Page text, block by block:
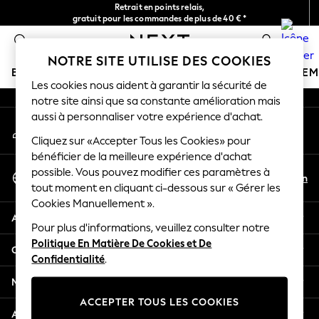
Retrait en points relais,
gratuit pour les commandes de plus de 40 € *
Livraison en 2-3 jours ouvrés*
BOUTIQUE VACANCES
HOLIDAY SHOP
Women's Holiday Shop
All Swimwear
All Beachwear
Bags & Accessories
Beach Dresses & Kaftans
Dresses
Flip Flops
Sliders
Jumpsuits & Playsuits
Linen Collection
Sandals
An error occurred on client
Nos réseaux sociaux
Mon compte
Connexion à votre compte
Sélectionnez Votre Langue
Français
En
Aide
Confidentialité et mentions légales
Ministères
Autres services
NOTRE SITE UTILISE DES COOKIES
Les cookies nous aident à garantir la sécurité de
notre site ainsi que sa constante amélioration mais
aussi à personnaliser votre expérience d'achat.
Cliquez sur «Accepter Tous les Cookies» pour
bénéficier de la meilleure expérience d'achat
possible. Vous pouvez modifier ces paramètres à
tout moment en cliquant ci-dessous sur « Gérer les
Cookies Manuellement ».
Pour plus d'informations, veuillez consulter notre
Politique En Matière De Cookies et De
Confidentialité.
ACCEPTER TOUS LES COOKIES